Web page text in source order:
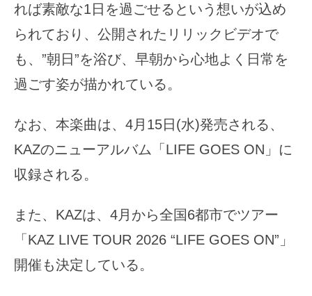
れば素敵な1日を過ごせるという想いが込め
られており、公開されたリリックビデオで
も、”朝日”を浴び、早朝から心地よく日常を
過ごす姿が描かれている。
なお、本楽曲は、4月15日(水)発売される、
KAZのニューアルバム「LIFE GOES ON」に
収録される。
また、KAZは、4月から全国6都市でツアー
「KAZ LIVE TOUR 2026 “LIFE GOES ON”」
開催も決定している。